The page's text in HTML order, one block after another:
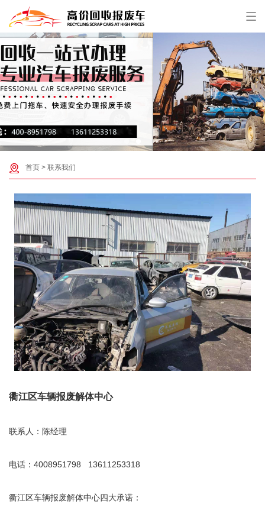
首页 > 联系我们
衢江区车辆报废解体中心
联系人：陈经理
电话：4008951798 13611253318
衢江区车辆报废解体中心四大承诺：